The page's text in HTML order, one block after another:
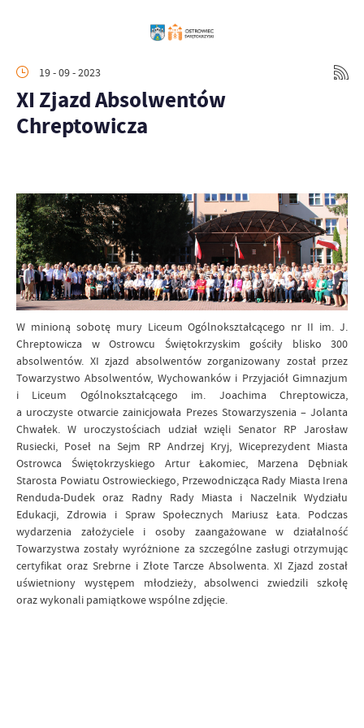
19 - 09 - 2023
XI Zjazd Absolwentów
Chreptowicza
W minioną sobotę mury Liceum Ogólnokształcącego nr II im. J.
Chreptowicza w Ostrowcu Świętokrzyskim gościły blisko 300
absolwentów. XI zjazd absolwentów zorganizowany został przez
Towarzystwo Absolwentów, Wychowanków i Przyjaciół Gimnazjum
i Liceum Ogólnokształcącego im. Joachima Chreptowicza,
a uroczyste otwarcie zainicjowała Prezes Stowarzyszenia – Jolanta
Chwałek. W uroczystościach udział wzięli Senator RP Jarosław
Rusiecki, Poseł na Sejm RP Andrzej Kryj, Wiceprezydent Miasta
Ostrowca Świętokrzyskiego Artur Łakomiec, Marzena Dębniak
Starosta Powiatu Ostrowieckiego, Przewodnicząca Rady Miasta Irena
Renduda-Dudek oraz Radny Rady Miasta i Naczelnik Wydziału
Edukacji, Zdrowia i Spraw Społecznych Mariusz Łata. Podczas
wydarzenia założyciele i osoby zaangażowane w działalność
Towarzystwa zostały wyróżnione za szczególne zasługi otrzymując
certyfikat oraz Srebrne i Złote Tarcze Absolwenta. XI Zjazd został
uświetniony występem młodzieży, absolwenci zwiedzili szkołę
oraz wykonali pamiątkowe wspólne zdjęcie.